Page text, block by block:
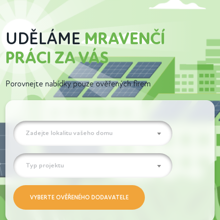
UDĚLÁMEMRAVENČÍ
PRÁCI ZA VÁS
Porovnejte nabídky pouze ověřených firem
Zadejte lokalitu vašeho domu
Typ projektu